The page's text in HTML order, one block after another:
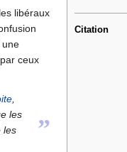
Citation
libéraux
une
ceux
,
les
les
”